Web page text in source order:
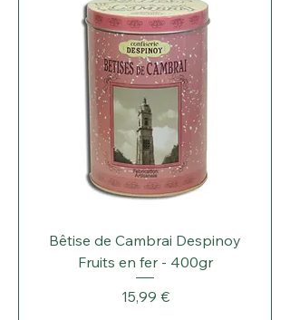
Bêtise de Cambrai Despinoy
Fruits en fer - 400gr
Prix
15,99 €